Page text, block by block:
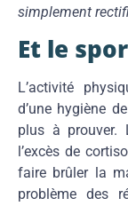
simplement
Et le
L’activité
d’une hygiène
plus à prouver.
l’excès de
faire brûler la
problème des